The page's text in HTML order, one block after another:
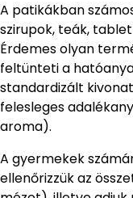
A patikákban
szirupok, teák,
Érdemes olyan
feltünteti a
standardizált
felesleges
aroma).
A gyermekek
ellenőrizzük az